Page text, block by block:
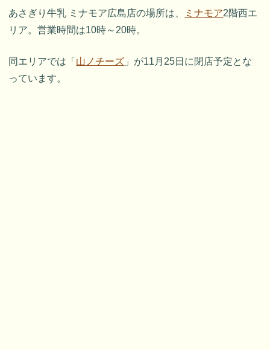
あさぎり牛乳 ミナモア広島店の場所は、 ミナモア2階西エ
リア。営業時間は10時～20時。
同エリアでは「 山ノチーズ 」が11月25日に閉店予定とな
っています。